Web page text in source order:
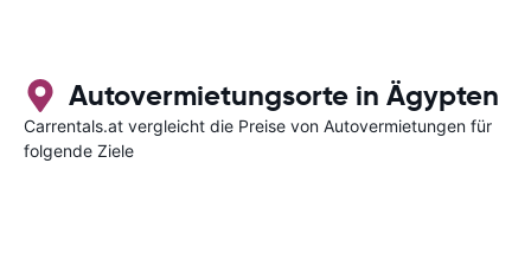
Autovermietungsorte in Ägypten
Carrentals.at vergleicht die Preise von Autovermietungen für
folgende Ziele